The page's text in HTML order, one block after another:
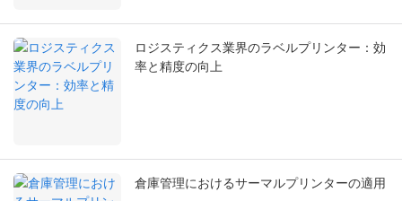
ロジスティクス業界のラベルプリンター：効
率と精度の向上
倉庫管理におけるサーマルプリンターの適用